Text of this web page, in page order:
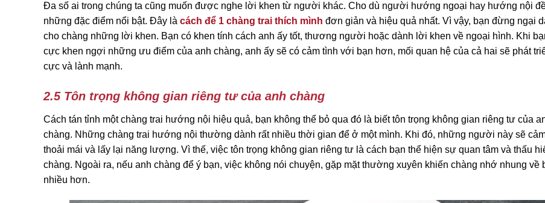
Đa số ai trong chúng ta cũng muốn được nghe lời khen từ người khác. Cho dù người hướng ngoại hay hướng nội
những đặc điểm nổi bật. Đây là cách để 1 chàng trai thích mình đơn giản và hiệu quả nhất. Vì vậy, bạn đừng ngại
cho chàng những lời khen. Bạn có khen tính cách anh ấy tốt, thương người hoặc dành lời khen về ngoại hình. Khi
cực khen ngợi những ưu điểm của anh chàng, anh ấy sẽ có cảm tình với bạn hơn, mối quan hệ của cả hai sẽ phát
cực và lành mạnh.
2.5 Tôn trọng không gian riêng tư của anh chàng
Cách tán tỉnh một chàng trai hướng nội hiệu quả, bạn không thể bỏ qua đó là biết tôn trọng không gian riêng tư của
chàng. Những chàng trai hướng nội thường dành rất nhiều thời gian để ở một mình. Khi đó, những người này sẽ
thoải mái và lấy lại năng lượng. Vì thế, việc tôn trọng không gian riêng tư là cách bạn thể hiện sự quan tâm và thấu
chàng. Ngoài ra, nếu anh chàng để ý bạn, việc không nói chuyện, gặp mặt thường xuyên khiến chàng nhớ nhung về
nhiều hơn.